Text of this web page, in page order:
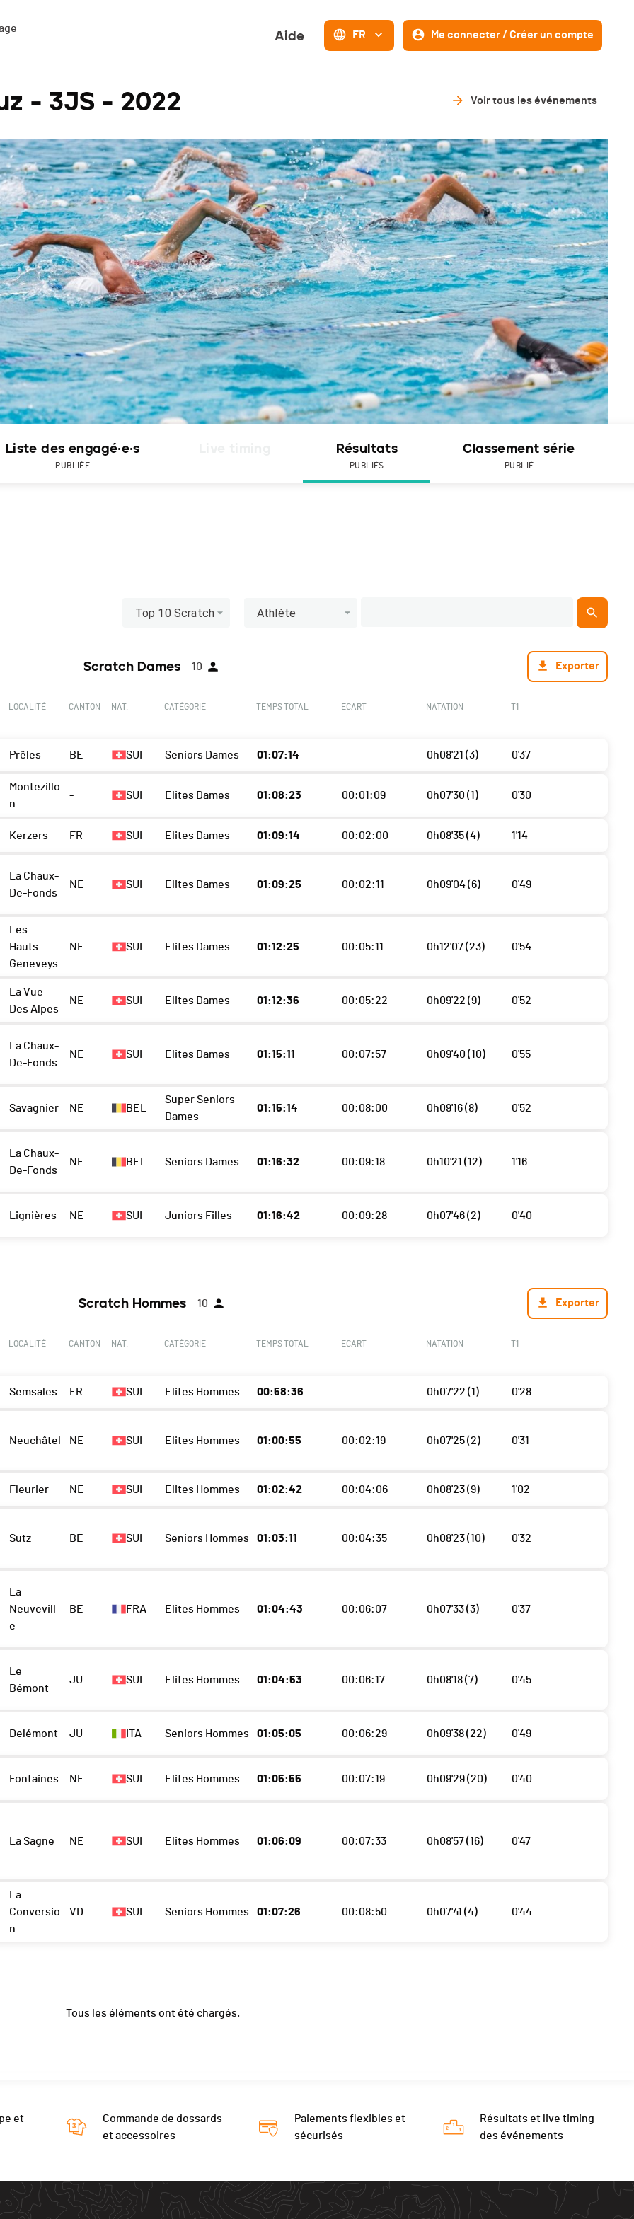
Aide FR Me connecter / Créer un compte
- 3JS - 2022 Voir tous les événements
Liste des engagé·e·s
PUBLIÉE
Résultats
PUBLIÉS
Classement série
PUBLIÉ
Top 10 Scratch Athlète
Scratch Dames 10 Exporter
LOCALITÉ CANTON NAT. CATÉGORIE TEMPS TOTAL ECART NATATION T1
Prêles BE SUI Seniors Dames 01:07:14 0h08'21 (3) 0'37
Montezillo
n
- SUI Elites Dames 01:08:23 00:01:09 0h07'30 (1) 0'30
Kerzers FR SUI Elites Dames 01:09:14 00:02:00 0h08'35 (4) 1'14
La Chaux-
De-Fonds
NE SUI Elites Dames 01:09:25 00:02:11 0h09'04 (6) 0'49
Les
Hauts-
Geneveys
NE SUI Elites Dames 01:12:25 00:05:11 0h12'07 (23) 0'54
La Vue
Des Alpes
NE SUI Elites Dames 01:12:36 00:05:22 0h09'22 (9) 0'52
La Chaux-
De-Fonds
NE SUI Elites Dames 01:15:11 00:07:57 0h09'40 (10) 0'55
Savagnier NE BEL
Super Seniors
Dames
01:15:14 00:08:00 0h09'16 (8) 0'52
La Chaux-
De-Fonds
NE BEL Seniors Dames 01:16:32 00:09:18 0h10'21 (12) 1'16
Lignières NE SUI Juniors Filles 01:16:42 00:09:28 0h07'46 (2) 0'40
Scratch Hommes 10 Exporter
LOCALITÉ CANTON NAT. CATÉGORIE TEMPS TOTAL ECART NATATION T1
Semsales FR SUI Elites Hommes 00:58:36 0h07'22 (1) 0'28
Neuchâtel NE SUI Elites Hommes 01:00:55 00:02:19 0h07'25 (2) 0'31
Fleurier NE SUI Elites Hommes 01:02:42 00:04:06 0h08'23 (9) 1'02
Sutz BE SUI Seniors Hommes 01:03:11 00:04:35 0h08'23 (10) 0'32
La
Neuvevill
e
BE FRA Elites Hommes 01:04:43 00:06:07 0h07'33 (3) 0'37
Le
Bémont
JU SUI Elites Hommes 01:04:53 00:06:17 0h08'18 (7) 0'45
Delémont JU ITA Seniors Hommes 01:05:05 00:06:29 0h09'38 (22) 0'49
Fontaines NE SUI Elites Hommes 01:05:55 00:07:19 0h09'29 (20) 0'40
La Sagne NE SUI Elites Hommes 01:06:09 00:07:33 0h08'57 (16) 0'47
La
Conversio
n
VD SUI Seniors Hommes 01:07:26 00:08:50 0h07'41 (4) 0'44
Tous les éléments ont été chargés.
et
Commande de dossards
et accessoires
Paiements flexibles et
sécurisés
Résultats et live timing
des événements